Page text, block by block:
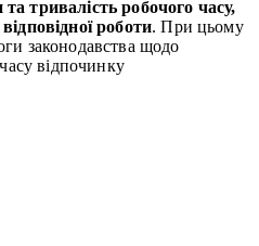
тривалість робочого часу,
роботи. При цьому
законодавства щодо
відпочинку